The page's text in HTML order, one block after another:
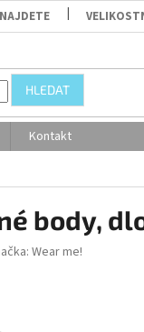
HLEDAT
Kontakt
body,
Wear me!